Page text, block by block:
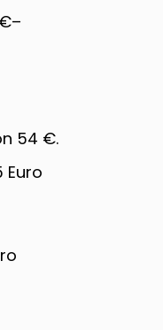
54 €.
Euro